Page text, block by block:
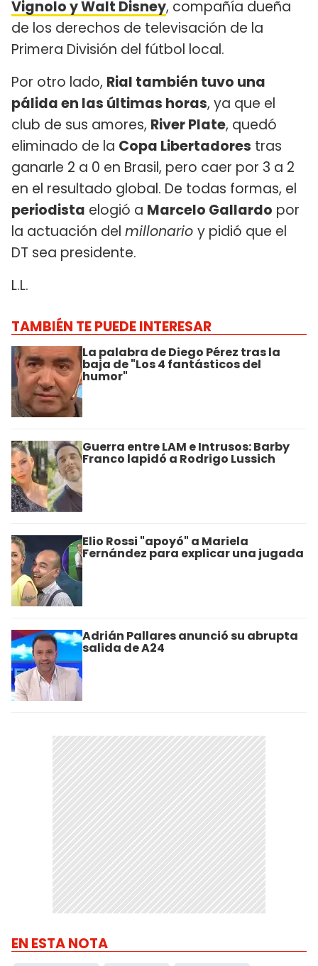
Vignolo y Walt Disney, compañía dueña
de los derechos de televisación de la
Primera División del fútbol local.
Por otro lado, Rial también tuvo una
pálida en las últimas horas, ya que el
club de sus amores, River Plate, quedó
eliminado de la Copa Libertadores tras
ganarle 2 a 0 en Brasil, pero caer por 3 a 2
en el resultado global. De todas formas, el
periodista elogió a Marcelo Gallardo por
la actuación del millonario y pidió que el
DT sea presidente.
L.L.
TAMBIÉN TE PUEDE INTERESAR
La palabra de Diego Pérez tras la
baja de "Los 4 fantásticos del
humor"
Guerra entre LAM e Intrusos: Barby
Franco lapidó a Rodrigo Lussich
Elio Rossi "apoyó" a Mariela
Fernández para explicar una jugada
Adrián Pallares anunció su abrupta
salida de A24
EN ESTA NOTA